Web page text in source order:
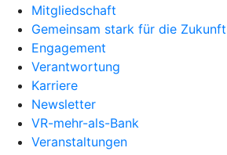
Mitgliedschaft
Gemeinsam stark für die Zukunft
Engagement
Verantwortung
Karriere
Newsletter
VR-mehr-als-Bank
Veranstaltungen